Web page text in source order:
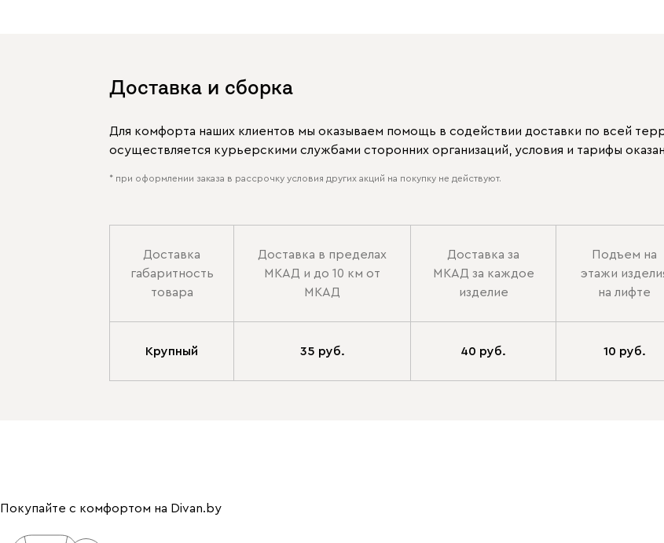
Доставка и сборка
Для комфорта наших клиентов мы оказываем помощь в содействии доставки по всей
осуществляется курьерскими службами сторонних организаций, условия и тарифы
* при оформлении заказа в рассрочку условия других акций на покупку не действуют.
Доставка
габаритность
товара
Доставка в пределах
МКАД и до 10 км от
МКАД
Доставка за
МКАД за каждое
изделие
Подъем на
этажи
на лифте
Крупный 35 руб. 40 руб. 10 руб.
Покупайте с комфортом на Divan.by